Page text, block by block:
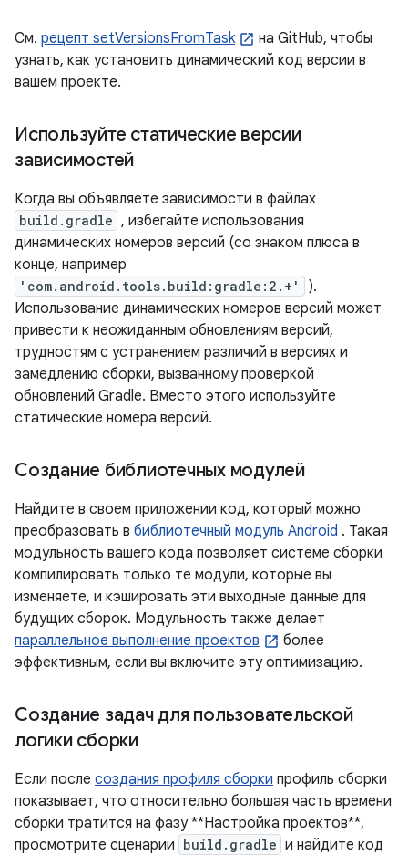
См. рецепт setVersionsFromTask
на GitHub, чтобы
узнать, как установить динамический код версии в
вашем проекте.
Используйте статические версии
зависимостей
Когда вы объявляете зависимости в файлах
build.gradle , избегайте использования
динамических номеров версий (со знаком плюса в
конце, например
'com.android.tools.build:gradle:2.+'
).
Использование динамических номеров версий может
привести к неожиданным обновлениям версий,
трудностям с устранением различий в версиях и
замедлению сборки, вызванному проверкой
обновлений Gradle. Вместо этого используйте
статические номера версий.
Создание библиотечных модулей
Найдите в своем приложении код, который можно
преобразовать в библиотечный модуль Android . Такая
модульность вашего кода позволяет системе сборки
компилировать только те модули, которые вы
изменяете, и кэшировать эти выходные данные для
будущих сборок. Модульность также делает
параллельное выполнение проектов
более
эффективным, если вы включите эту оптимизацию.
Создание задач для пользовательской
логики сборки
Если после создания профиля сборки профиль сборки
показывает, что относительно большая часть времени
сборки тратится на фазу **Настройка проектов**,
просмотрите сценарии build.gradle и найдите код